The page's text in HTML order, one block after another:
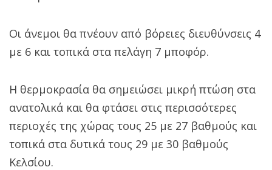
Οι άνεμοι θα πνέουν από βόρειες διευθύνσεις 4
με 6 και τοπικά στα πελάγη 7 μποφόρ.
Η θερμοκρασία θα σημειώσει μικρή πτώση στα
ανατολικά και θα φτάσει στις περισσότερες
περιοχές της χώρας τους 25 με 27 βαθμούς και
τοπικά στα δυτικά τους 29 με 30 βαθμούς
Κελσίου.